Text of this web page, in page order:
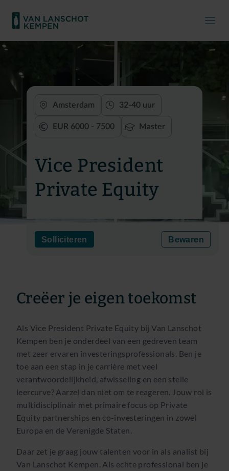
Amsterdam 32-40 uur
EUR 6000 - 7500 Master
Vice President
Private Equity
Solliciteren Bewaren
Creëer je eigen toekomst
Als Vice President Private Equity bij Van Lanschot
Kempen ben je onderdeel van een gedreven team
met zeer ervaren investeringsprofessionals. Ben je
toe aan een stap in je carrière met veel
verantwoordelijkheid, afwisseling en een steile
leercurve? Aarzel dan niet om te reageren. Jouw rol is
multidisciplinair met primaire focus op Private
Equity partnerships en co-investeringen in zowel
Europa en de Verenigde Staten.
Daar zet je graag jouw talenten voor in als analist bij
Van Lanschot Kempen. Als echte professional ben je